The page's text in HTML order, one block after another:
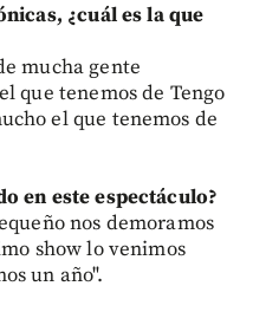
¿cuál es la que
mucha gente
que tenemos de Tengo
el que tenemos de
en este espectáculo?
nos demoramos
show lo venimos
un año".